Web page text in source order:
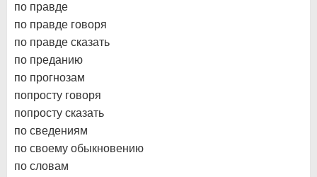
по правде
по правде говоря
по правде сказать
по преданию
по прогнозам
попросту говоря
попросту сказать
по сведениям
по своему обыкновению
по словам